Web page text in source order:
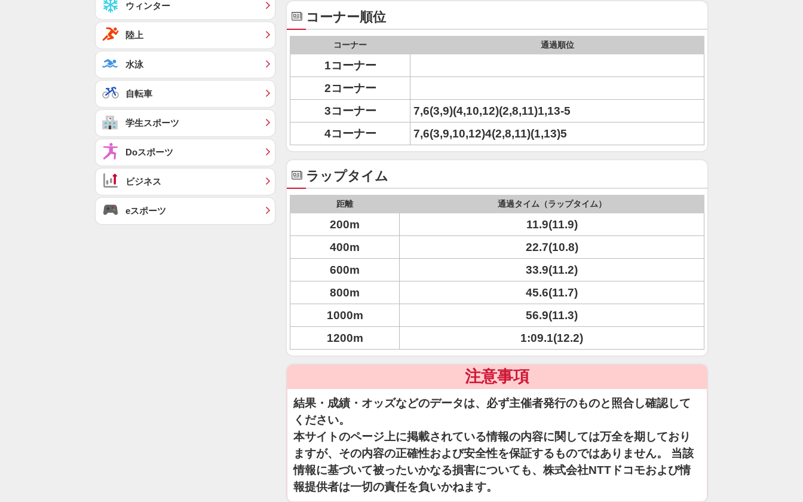
コーナー順位
コーナー 通過順位
1コーナー
2コーナー
3コーナー
7,6(3,9)(4,10,12)(2,8,11)1,13-5
4コーナー
7,6(3,9,10,12)4(2,8,11)(1,13)5
ラップタイム
距離 通過タイム（ラップタイム）
200m
11.9(11.9)
400m
22.7(10.8)
600m
33.9(11.2)
800m
45.6(11.7)
1000m
56.9(11.3)
1200m
1:09.1(12.2)
注意事項
結果・成績・オッズなどのデータは、必ず主催者発行のものと照合し確認して
ください。
本サイトのページ上に掲載されている情報の内容に関しては万全を期しており
ますが、その内容の正確性および安全性を保証するものではありません。 当該
情報に基づいて被ったいかなる損害についても、株式会社NTTドコモおよび情
報提供者は一切の責任を負いかねます。
ウィンター
陸上
水泳
自転車
学生スポーツ
Doスポーツ
ビジネス
eスポーツ